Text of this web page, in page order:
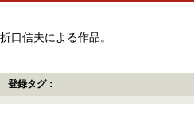
折口信夫による作品。
登録タグ：